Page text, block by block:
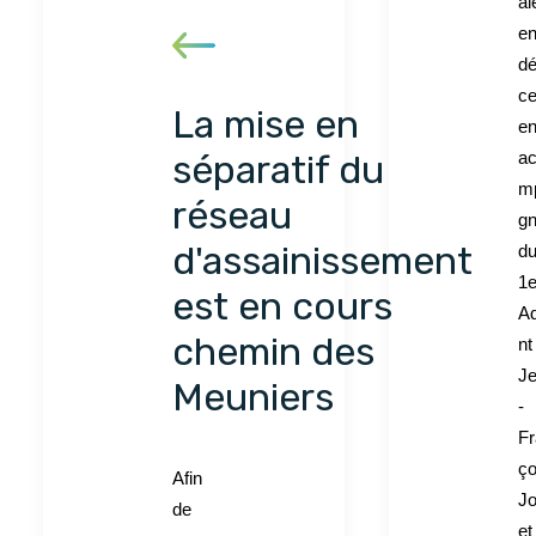
du
nt
-
et
La mise en
séparatif du
réseau
d'assainissement
est en cours
chemin des
Meuniers
Afin
de